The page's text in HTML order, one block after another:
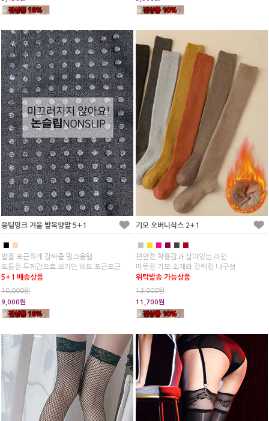
융털밍크 겨울 발목양말 5+1
■
발을 포근하게 감싸줄 밍크융털
도톰한 두께감으로 보기만 해도 포근포근
5+1 배송상품
10,000원
9,000원
기모 오버니삭스 2+1
■ ■ ■ ■ ■
편안한 착용감과 살아있는 라인
따뜻한 기모 소재와 강력한 내구성
위탁발송 가능상품
13,000원
11,700원